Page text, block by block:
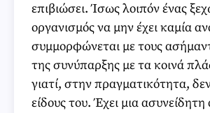
επιβιώσει. Ίσως λοιπόν ένας
οργανισμός να μην έχει καμία
συμμορφώνεται με τους
της συνύπαρξης με τα κοινά
γιατί, στην πραγματικότητα,
είδους του. Έχει μια ασυνείδητη